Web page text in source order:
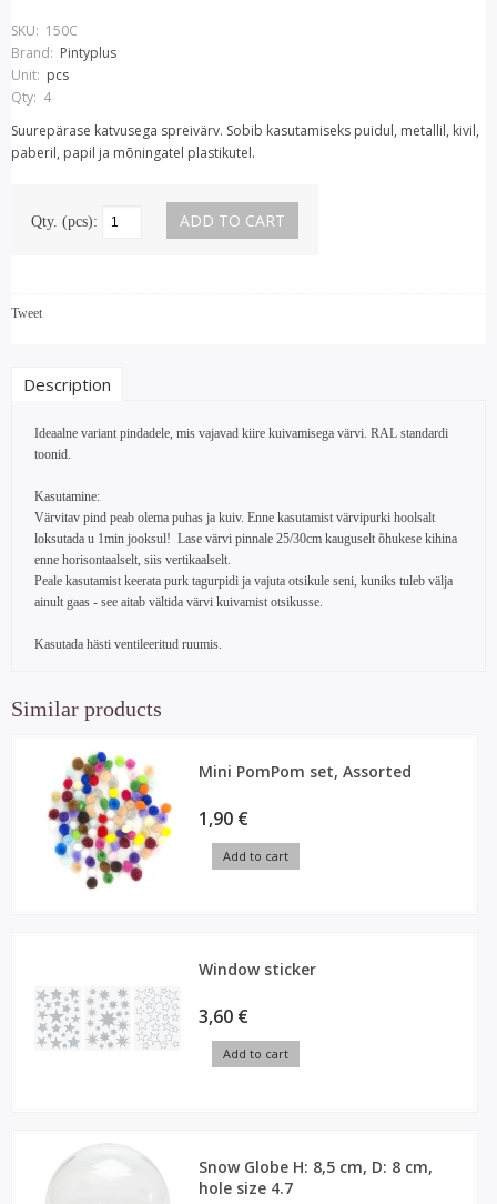
SKU: 150C
Brand: Pintyplus
Unit: pcs
Qty: 4
Suurepärase katvusega spreivärv. Sobib kasutamiseks puidul, metallil, kivil,
paberil, papil ja mõningatel plastikutel.
Qty. (pcs):
Tweet
Description
Ideaalne variant pindadele, mis vajavad kiire kuivamisega värvi. RAL standardi
toonid.
Kasutamine:
Värvitav pind peab olema puhas ja kuiv. Enne kasutamist värvipurki hoolsalt
loksutada u 1min jooksul! Lase värvi pinnale 25/30cm kauguselt õhukese kihina
enne horisontaalselt, siis vertikaalselt.
Peale kasutamist keerata purk tagurpidi ja vajuta otsikule seni, kuniks tuleb välja
ainult gaas - see aitab vältida värvi kuivamist otsikusse.
Kasutada hästi ventileeritud ruumis.
Similar products
Mini PomPom set, Assorted
1,90 €
Add to cart
Window sticker
3,60 €
Add to cart
Snow Globe H: 8,5 cm, D: 8 cm,
hole size 4.7